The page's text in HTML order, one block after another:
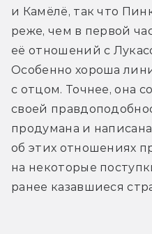
и Камёлё, так что
реже, чем в первой
её отношений с
Особенно хороша
с отцом. Точнее, она
своей
продумана и
об этих отношениях
на некоторые
ранее казавшиеся